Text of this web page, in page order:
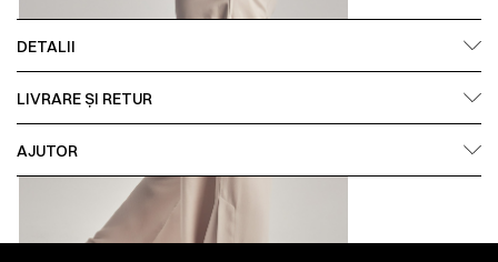
DETALII
LIVRARE ȘI RETUR
AJUTOR